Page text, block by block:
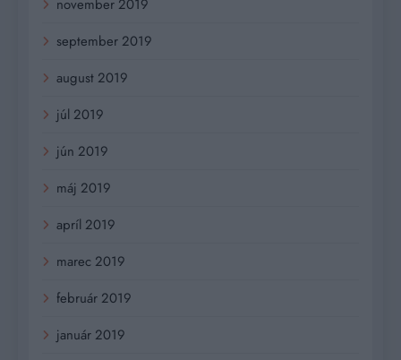
november 2019
september 2019
august 2019
júl 2019
jún 2019
máj 2019
apríl 2019
marec 2019
február 2019
január 2019